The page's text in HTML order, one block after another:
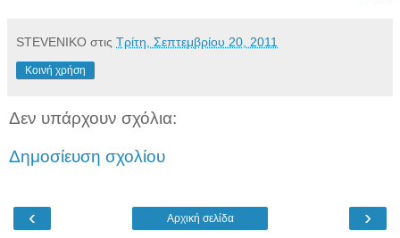
STEVENIKO στις Τρίτη, Σεπτεμβρίου 20, 2011
Κοινή χρήση
Δεν υπάρχουν σχόλια:
Δημοσίευση σχολίου
‹ ›
Αρχική σελίδα